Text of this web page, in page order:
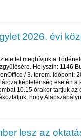
2026. évi
meghívjuk a
Helyszín: 1146
/ 3. terem. Időpont:
esetén a
10.15 órakor tartjuk
hogy
lesz az